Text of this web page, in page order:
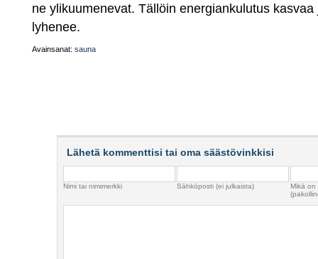
ne ylikuumenevat. Tällöin energiankulutus
lyhenee.
Avainsanat: sauna
Lähetä kommenttisi tai oma säästövinkkisi
Nimi tai nimimerkki Sähköposti (ei julkaista)
Mikä